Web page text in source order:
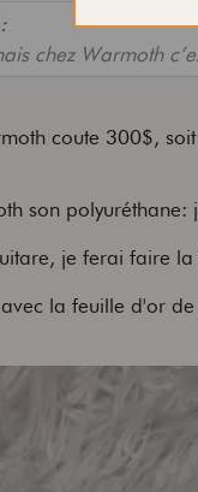
chez Warmoth
coute 300$,
son
je ferai faire
la feuille d'or